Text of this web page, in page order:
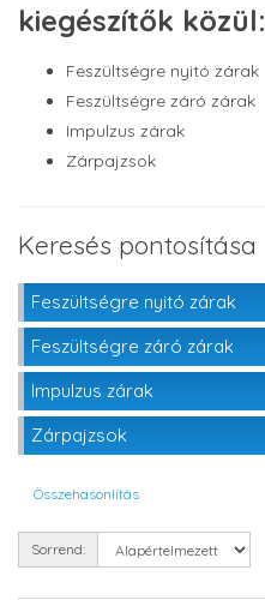
kiegészítők közül:
Feszültségre nyitó zárak
Feszültségre záró zárak
Impulzus zárak
Zárpajzsok
Keresés pontosítása
Feszültségre nyitó zárak
Feszültségre záró zárak
Impulzus zárak
Zárpajzsok
Összehasonlítás
Sorrend: